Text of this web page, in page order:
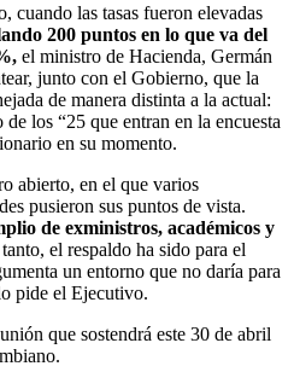
cuando las tasas fueron elevadas
200 puntos en lo que va del
el ministro de Hacienda, Germán
junto con el Gobierno, que la
de manera distinta a la actual:
los “25 que entran en la encuesta
en su momento.
abierto, en el que varios
pusieron sus puntos de vista.
de exministros, académicos y
el respaldo ha sido para el
un entorno que no daría para
pide el Ejecutivo.
que sostendrá este 30 de abril